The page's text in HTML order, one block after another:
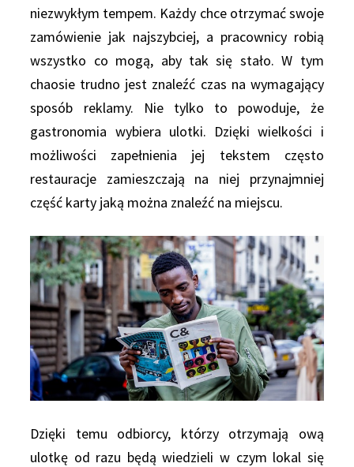
niezwykłym tempem. Każdy chce otrzymać swoje
zamówienie jak najszybciej, a pracownicy robią
wszystko co mogą, aby tak się stało. W tym
chaosie trudno jest znaleźć czas na wymagający
sposób reklamy. Nie tylko to powoduje, że
gastronomia wybiera ulotki. Dzięki wielkości i
możliwości zapełnienia jej tekstem często
restauracje zamieszczają na niej przynajmniej
część karty jaką można znaleźć na miejscu.
Dzięki temu odbiorcy, którzy otrzymają ową
ulotkę od razu będą wiedzieli w czym lokal się